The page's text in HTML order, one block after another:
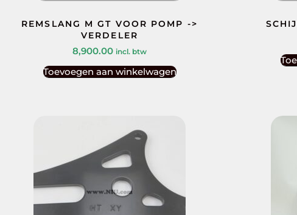
REMSLANG M GT VOOR POMP ->
VERDELER
8,900.00 incl. btw
Toevoegen aan winkelwagen